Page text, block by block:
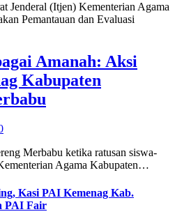
Jenderal (Itjen) Kementerian Agama
Pemantauan dan Evaluasi
Amanah: Aksi
Kabupaten
Merbabu ketika ratusan siswa-
Agama Kabupaten…
Kasi PAI Kemenag Kab.
PAI Fair